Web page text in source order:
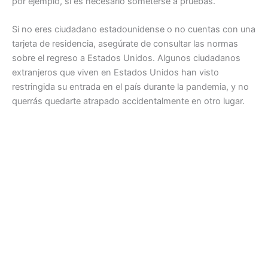
Si no eres ciudadano estadounidense o no cuentas con una
tarjeta de residencia, asegúrate de consultar las normas
sobre el regreso a Estados Unidos. Algunos ciudadanos
extranjeros que viven en Estados Unidos han visto
restringida su entrada en el país durante la pandemia, y no
querrás quedarte atrapado accidentalmente en otro lugar.